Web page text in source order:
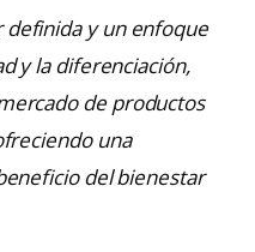
definida y un enfoque
y la diferenciación,
de productos
una
del bienestar